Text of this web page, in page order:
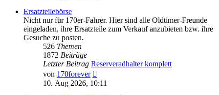
Ersatzteilebörse
Nicht nur für 170er-Fahrer. Hier sind alle Oldtimer-Freunde
eingeladen, ihre Ersatzteile zum Verkauf anzubieten bzw. ihre
Gesuche zu posten.
526 Themen
1872 Beiträge
Letzter Beitrag Reserveradhalter komplett
von 170forever
Beitrag
10. Aug 2026, 10:11